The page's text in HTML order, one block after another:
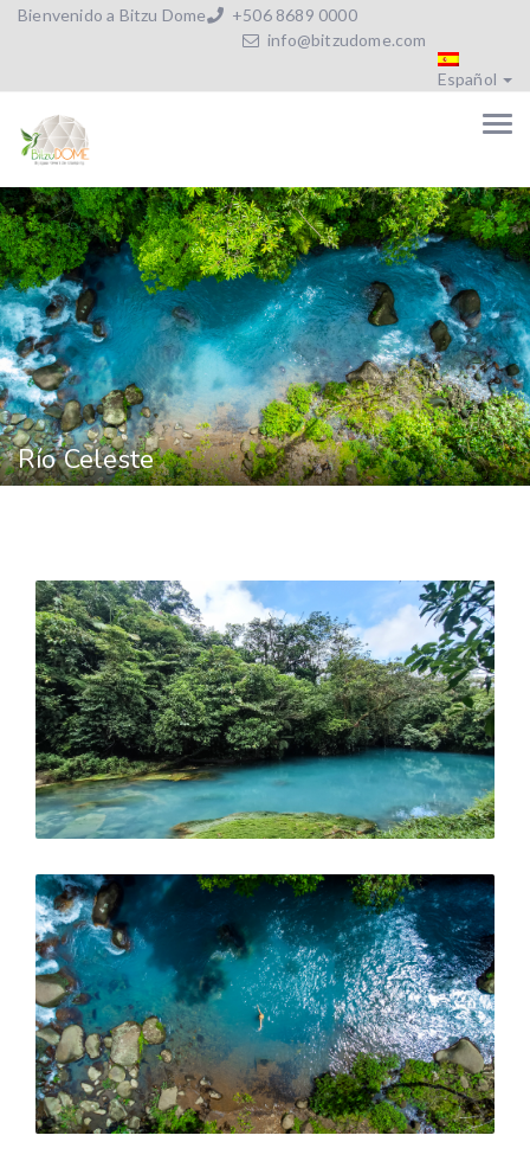
Bienvenido a Bitzu Dome
+506 8689 0000
info@bitzudome.com
Español
Río Celeste